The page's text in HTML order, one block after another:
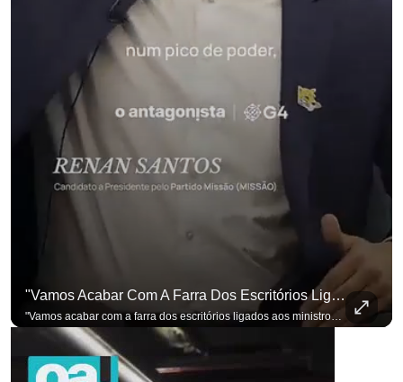
para não perder nenhuma atualização! Ouça O Antagonista nos principais
"Vamos Acabar Com A Farra Dos Escritórios Ligados Aos Ministros Do STF"
"Vamos acabar com a farra dos escritórios ligados aos ministros do STF". Essa foi a resposta de Renan Santos ao ser questionado sobre o Judiciário. Se você busca informação com credibilidade, inscreva-se agora e ative o